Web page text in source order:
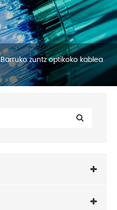
Barruko zuntz optikoko kablea